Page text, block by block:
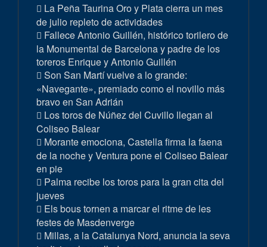
La Peña Taurina Oro y Plata cierra un mes
de julio repleto de actividades
Fallece Antonio Guillén, histórico torilero de
la Monumental de Barcelona y padre de los
toreros Enrique y Antonio Guillén
Son San Martí vuelve a lo grande:
«Navegante», premiado como el novillo más
bravo en San Adrián
Los toros de Núñez del Cuvillo llegan al
Coliseo Balear
Morante emociona, Castella firma la faena
de la noche y Ventura pone el Coliseo Balear
en pie
Palma recibe los toros para la gran cita del
jueves
Els bous tornen a marcar el ritme de les
festes de Masdenverge
Millas, a la Catalunya Nord, anuncia la seva